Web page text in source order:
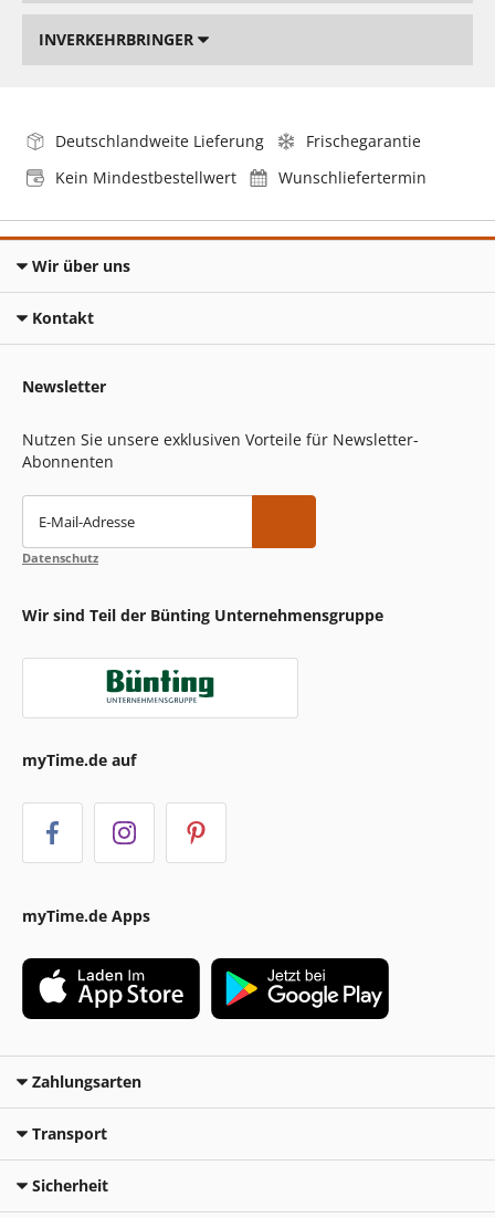
INVERKEHRBRINGER
Deutschlandweite Lieferung
Frischegarantie
Kein Mindestbestellwert
Wunschliefertermin
Wir über uns
Kontakt
Newsletter
Nutzen Sie unsere exklusiven Vorteile für Newsletter-
Abonnenten
E-Mail-Adresse
Datenschutz
Wir sind Teil der Bünting Unternehmensgruppe
myTime.de auf
myTime.de Apps
Zahlungsarten
Transport
Sicherheit